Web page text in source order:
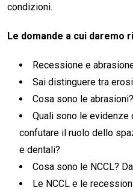
condizioni.
Le domande a cui daremo
Recessione e
Sai distinguere tra
Cosa sono le abrasioni?
Quali sono le
confutare il ruolo dello
e dentali?
Cosa sono le NCCL?
Le NCCL e le